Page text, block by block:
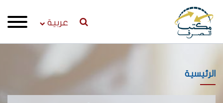
عربية
الرئيسية